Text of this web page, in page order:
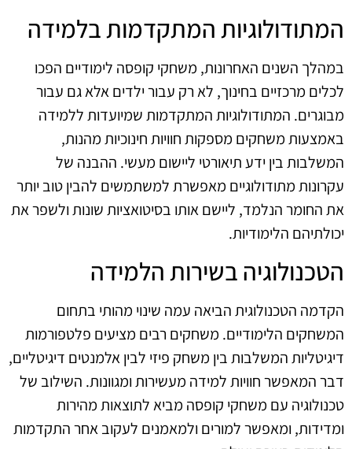
המתודולוגיות המתקדמות בלמידה
במהלך השנים האחרונות, משחקי קופסה לימודיים הפכו
לכלים מרכזיים בחינוך, לא רק עבור ילדים אלא גם עבור
מבוגרים. המתודולוגיות המתקדמות שמיועדות ללמידה
באמצעות משחקים מספקות חוויות חינוכיות מהנות,
המשלבות בין ידע תיאורטי ליישום מעשי. ההבנה של
עקרונות מתודולוגיים מאפשרת למשתמשים להבין טוב יותר
את החומר הנלמד, ליישם אותו בסיטואציות שונות ולשפר את
יכולתיהם הלימודיות.
הטכנולוגיה בשירות הלמידה
הקדמה הטכנולוגית הביאה עמה שינוי מהותי בתחום
המשחקים הלימודיים. משחקים רבים מציעים פלטפורמות
דיגיטליות המשלבות בין משחק פיזי לבין אלמנטים דיגיטליים,
דבר המאפשר חוויות למידה מעשירות ומגוונות. השילוב של
טכנולוגיה עם משחקי קופסה מביא לתוצאות מהירות
ומדידות, ומאפשר למורים ולמאמנים לעקוב אחר התקדמות